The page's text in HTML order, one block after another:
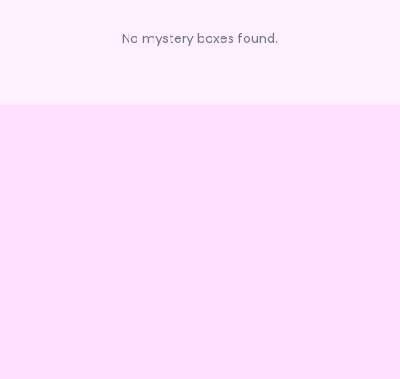
No mystery boxes found.